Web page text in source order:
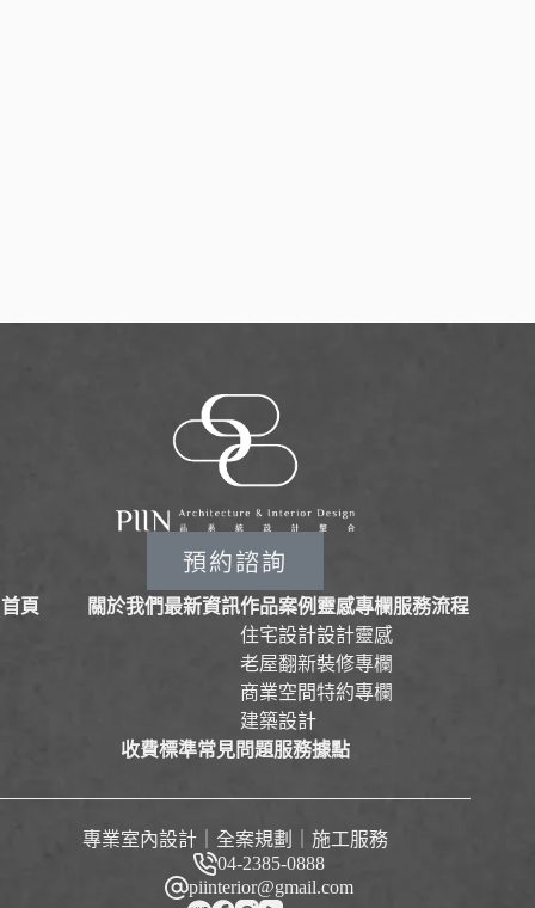
預約諮詢
首頁 關於我們最新資訊作品案例
住宅設計
老屋翻新
商業空間
建築設計
靈感專欄
設計靈感
裝修專欄
特約專欄
服務流程
收費標準常見問題服務據點
專業室內設計｜全案規劃｜施工服務
04-2385-0888
piinterior@gmail.com